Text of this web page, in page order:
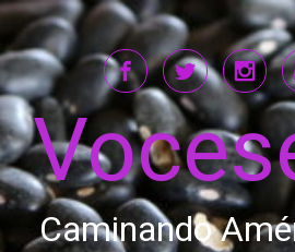
Saltar al contenido principal
Caminando